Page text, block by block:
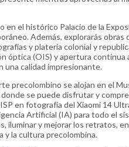
en el histórico Palacio de la
Además, explorarás
y platería colonial y
óptica (OIS) y apertura
una calidad impresionante.
precolombino se alojan en el
se puede disfrutar y
en fotografía del Xiaomi 14
Artificial (IA) para todo el
iluminar y mejorar los retratos,
y la cultura precolombina.